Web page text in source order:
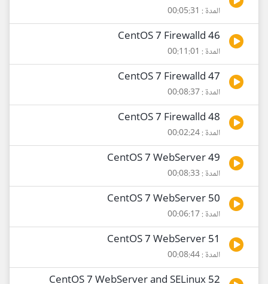
المدة : 00:05:31
46 CentOS 7 Firewalld
المدة : 00:11:01
47 CentOS 7 Firewalld
المدة : 00:08:37
48 CentOS 7 Firewalld
المدة : 00:02:24
49 CentOS 7 WebServer
المدة : 00:08:33
50 CentOS 7 WebServer
المدة : 00:06:17
51 CentOS 7 WebServer
المدة : 00:08:44